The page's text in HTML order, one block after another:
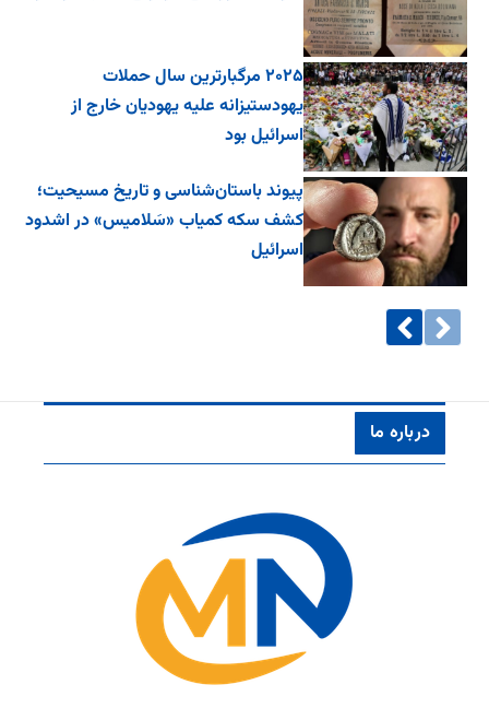
۲۰۲۵ مرگبارترین سال حملات
یهودستیزانه علیه یهودیان خارج از
اسرائیل بود
پیوند باستان‌شناسی و تاریخ مسیحیت؛
کشف سکه کمیاب «سَلامیس» در اشدود
اسرائیل
درباره ما